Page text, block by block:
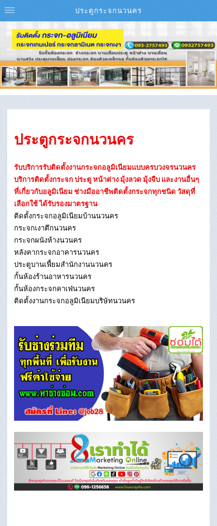
ประตูกระจกนวนคร
รับบริการรับติดตั้งงานกระจกอลูมิเนียมแบบครบวงจรนวนคร
บริการติดตั้งกระจก ประตู หน้าต่าง มุ้งลวด มุ้งจีบ และงานอื่นๆ
ที่เกี่ยวกับอลูมิเนียม ช่างมืออาชีพติดตั้งกระจกทุกชนิด วัสดุที่
เลือกใช้ ได้รับรองมาตรฐาน
ติดตั้งกระจกอลูมิเนียมบ้านนวนคร
กระจกเงาตึกนวนคร
กระจกผนังห้างนวนคร
หลังคากระจกอาคารนวนคร
ประตูบานเฟี้ยมสำนักงานนวนคร
กั้นห้องร้านอาหารนวนคร
กั้นห้องกระจกคาเฟ่นวนคร
ติดตั้งงานกระจกอลูมิเนียมบริษัทนวนคร
ประตูกระจกนวนคร